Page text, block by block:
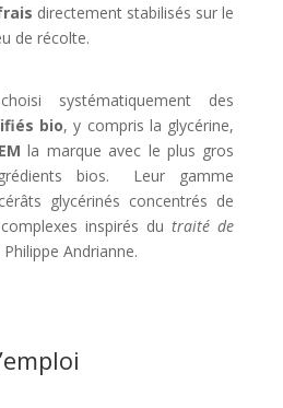
directement stabilisés sur le
de récolte.
systématiquement des
bio, y compris la glycérine,
la marque avec le plus gros
bios. Leur gamme
glycérinés concentrés de
inspirés dutraité de
Andrianne.